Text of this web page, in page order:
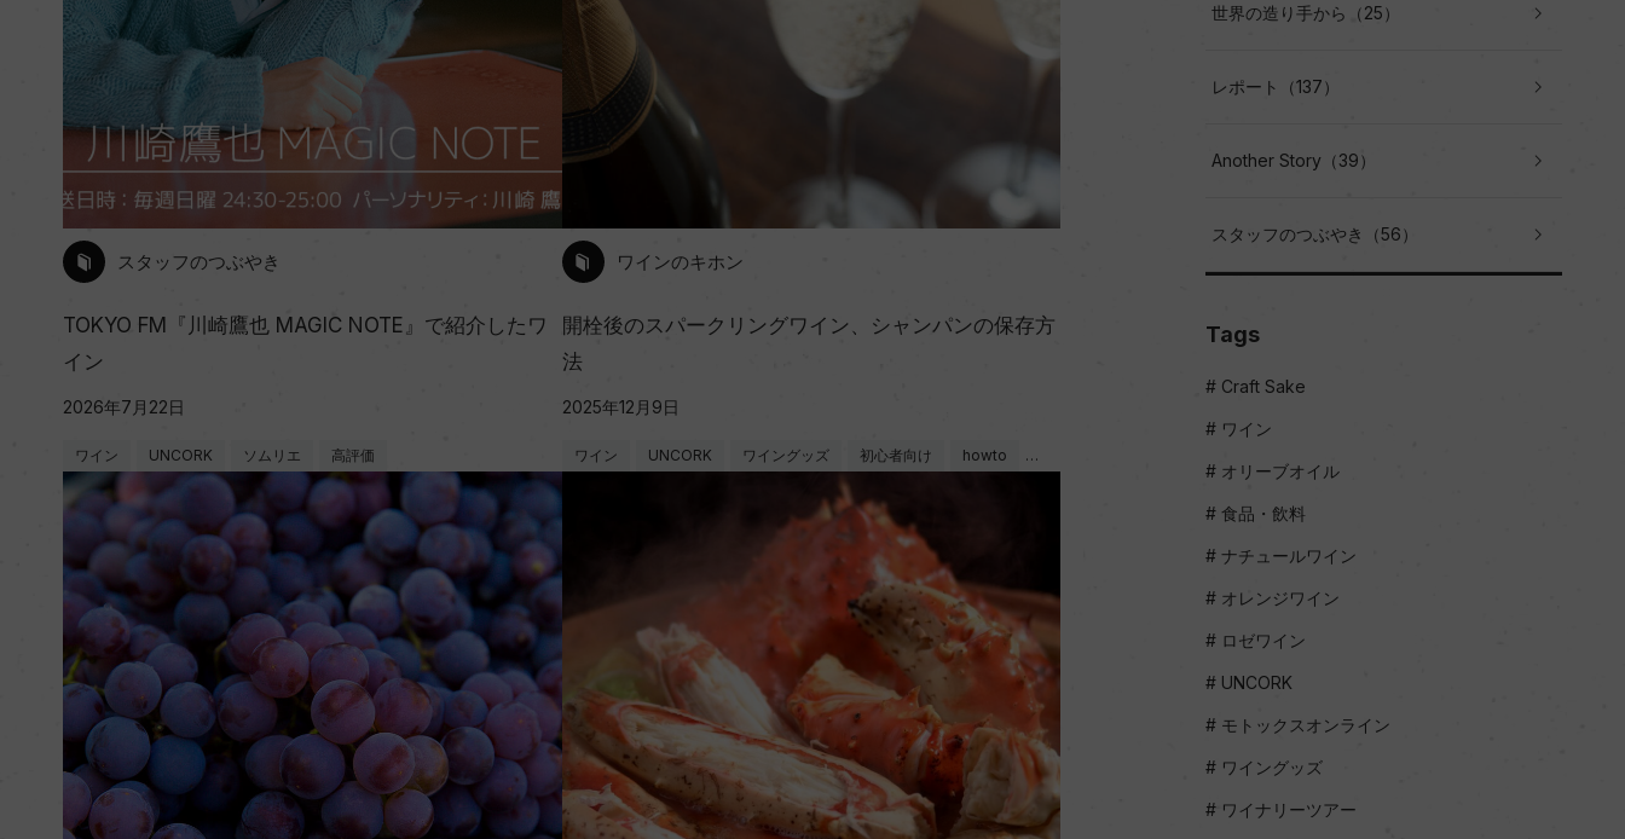
スタッフのつぶやき
TOKYO FM『川崎鷹也 MAGIC NOTE』で紹介したワ
イン
2026年7月22日
ワイン UNCORK ソムリエ 高評価
ワインのキホン
開栓後のスパークリングワイン、シャンパンの保存方
法
2025年12月9日
ワイン UNCORK ワイングッズ 初心者向け howto …
世界の造り手から（25）
レポート（137）
Another Story（39）
スタッフのつぶやき（56）
Tags
Craft Sake
ワイン
オリーブオイル
食品・飲料
ナチュールワイン
オレンジワイン
ロゼワイン
UNCORK
モトックスオンライン
ワイングッズ
ワイナリーツアー